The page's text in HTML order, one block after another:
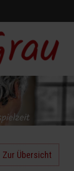
Zur Übersicht